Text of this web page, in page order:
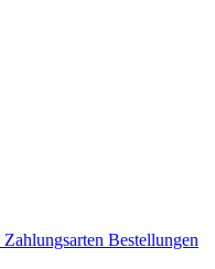
Zahlungsarten Bestellungen